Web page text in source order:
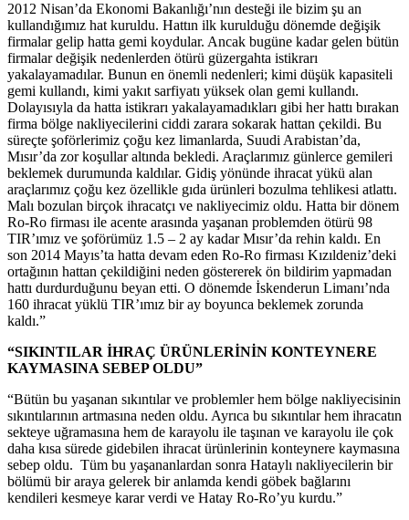
2012 Nisan’da Ekonomi Bakanlığı’nın desteği ile bizim şu an
kullandığımız hat kuruldu. Hattın ilk kurulduğu dönemde değişik
firmalar gelip hatta gemi koydular. Ancak bugüne kadar gelen bütün
firmalar değişik nedenlerden ötürü güzergahta istikrarı
yakalayamadılar. Bunun en önemli nedenleri; kimi düşük kapasiteli
gemi kullandı, kimi yakıt sarfiyatı yüksek olan gemi kullandı.
Dolayısıyla da hatta istikrarı yakalayamadıkları gibi her hattı bırakan
firma bölge nakliyecilerini ciddi zarara sokarak hattan çekildi. Bu
süreçte şoförlerimiz çoğu kez limanlarda, Suudi Arabistan’da,
Mısır’da zor koşullar altında bekledi. Araçlarımız günlerce gemileri
beklemek durumunda kaldılar. Gidiş yönünde ihracat yükü alan
araçlarımız çoğu kez özellikle gıda ürünleri bozulma tehlikesi atlattı.
Malı bozulan birçok ihracatçı ve nakliyecimiz oldu. Hatta bir dönem
Ro-Ro firması ile acente arasında yaşanan problemden ötürü 98
TIR’ımız ve şoförümüz 1.5 – 2 ay kadar Mısır’da rehin kaldı. En
son 2014 Mayıs’ta hatta devam eden Ro-Ro firması Kızıldeniz’deki
ortağının hattan çekildiğini neden göstererek ön bildirim yapmadan
hattı durdurduğunu beyan etti. O dönemde İskenderun Limanı’nda
160 ihracat yüklü TIR’ımız bir ay boyunca beklemek zorunda
kaldı.”
“SIKINTILAR İHRAÇ ÜRÜNLERİNİN KONTEYNERE
KAYMASINA SEBEP OLDU”
“Bütün bu yaşanan sıkıntılar ve problemler hem bölge nakliyecisinin
sıkıntılarının artmasına neden oldu. Ayrıca bu sıkıntılar hem ihracatın
sekteye uğramasına hem de karayolu ile taşınan ve karayolu ile çok
daha kısa sürede gidebilen ihracat ürünlerinin konteynere kaymasına
sebep oldu. Tüm bu yaşananlardan sonra Hataylı nakliyecilerin bir
bölümü bir araya gelerek bir anlamda kendi göbek bağlarını
kendileri kesmeye karar verdi ve Hatay Ro-Ro’yu kurdu.”